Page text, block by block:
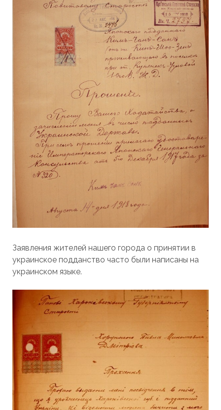
Заявления жителей нашего города о принятии в
украинское подданство часто были написаны на
украинском языке.